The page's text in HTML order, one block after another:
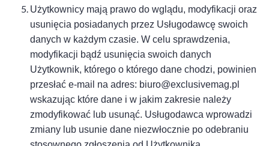
Użytkownicy mają prawo do wglądu, modyfikacji oraz
usunięcia posiadanych przez Usługodawcę swoich
danych w każdym czasie. W celu sprawdzenia,
modyfikacji bądź usunięcia swoich danych
Użytkownik, którego o którego dane chodzi, powinien
przesłać e-mail na adres: biuro@exclusivemag.pl
wskazując które dane i w jakim zakresie należy
zmodyfikować lub usunąć. Usługodawca wprowadzi
zmiany lub usunie dane niezwłocznie po odebraniu